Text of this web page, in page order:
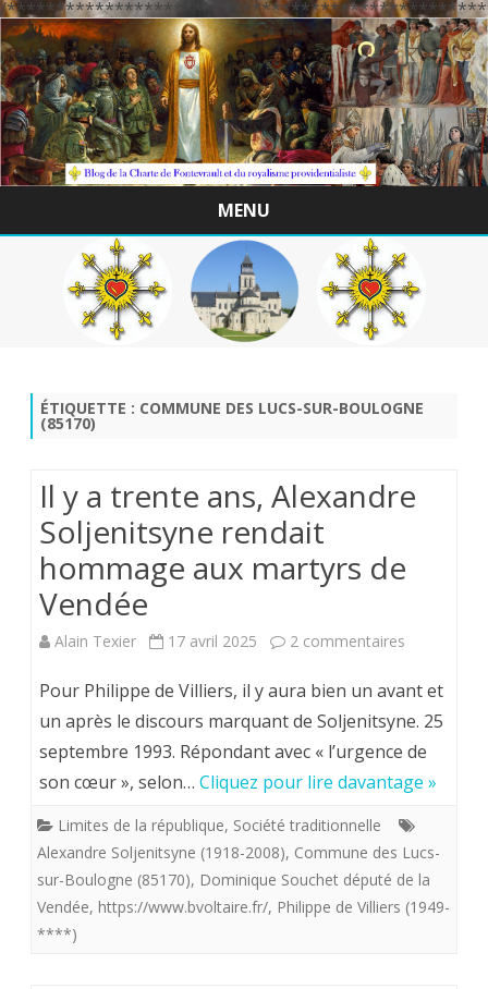
/
MENU
Skip
to
content
ÉTIQUETTE : COMMUNE DES LUCS-SUR-BOULOGNE
(85170)
Il y a trente ans, Alexandre
Soljenitsyne rendait
hommage aux martyrs de
Vendée
Alain Texier 17 avril 2025 2 commentaires
y
a
trente
ans,
Alexandre
Soljenitsyne
Pour Philippe de Villiers, il y aura bien un avant et
un après le discours marquant de Soljenitsyne. 25
septembre 1993. Répondant avec « l’urgence de
son cœur », selon… Cliquez pour lire davantage »
Limites de la république, Société traditionnelle
Alexandre Soljenitsyne (1918-2008), Commune des Lucs-
sur-Boulogne (85170), Dominique Souchet député de la
Vendée, https://www.bvoltaire.fr/, Philippe de Villiers (1949-
****)